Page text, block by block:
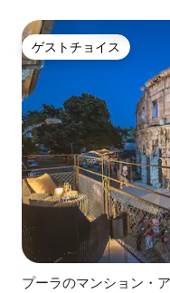
ゲストチョイス
ゲストチョイス
プーラのマンション・